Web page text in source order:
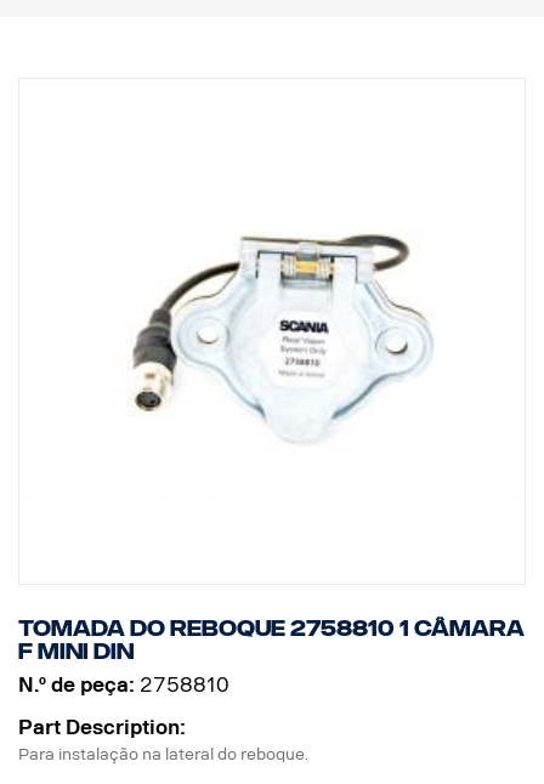
Tomada do Reboque 2758810 1 câmara
F MINI DIN
N.º de peça: 2758810
Part Description:
Para instalação na lateral do reboque.